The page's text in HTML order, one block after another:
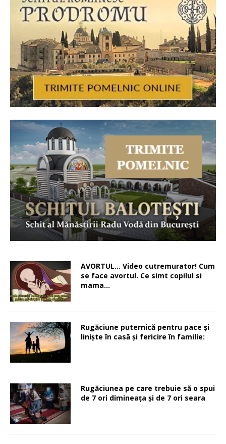
AVORTUL… Video cutremurator! Cum
se face avortul. Ce simt copilul si
mama…
Rugăciune puternică pentru pace şi
linişte în casă şi fericire în familie:
Rugăciunea pe care trebuie să o spui
de 7 ori dimineața și de 7 ori seara